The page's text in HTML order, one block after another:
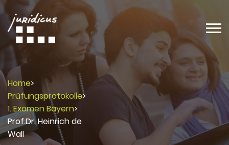
Home>
Prüfungsprotokolle>
1. Examen Bayern>
Prof.Dr. Heinrich de
Wall